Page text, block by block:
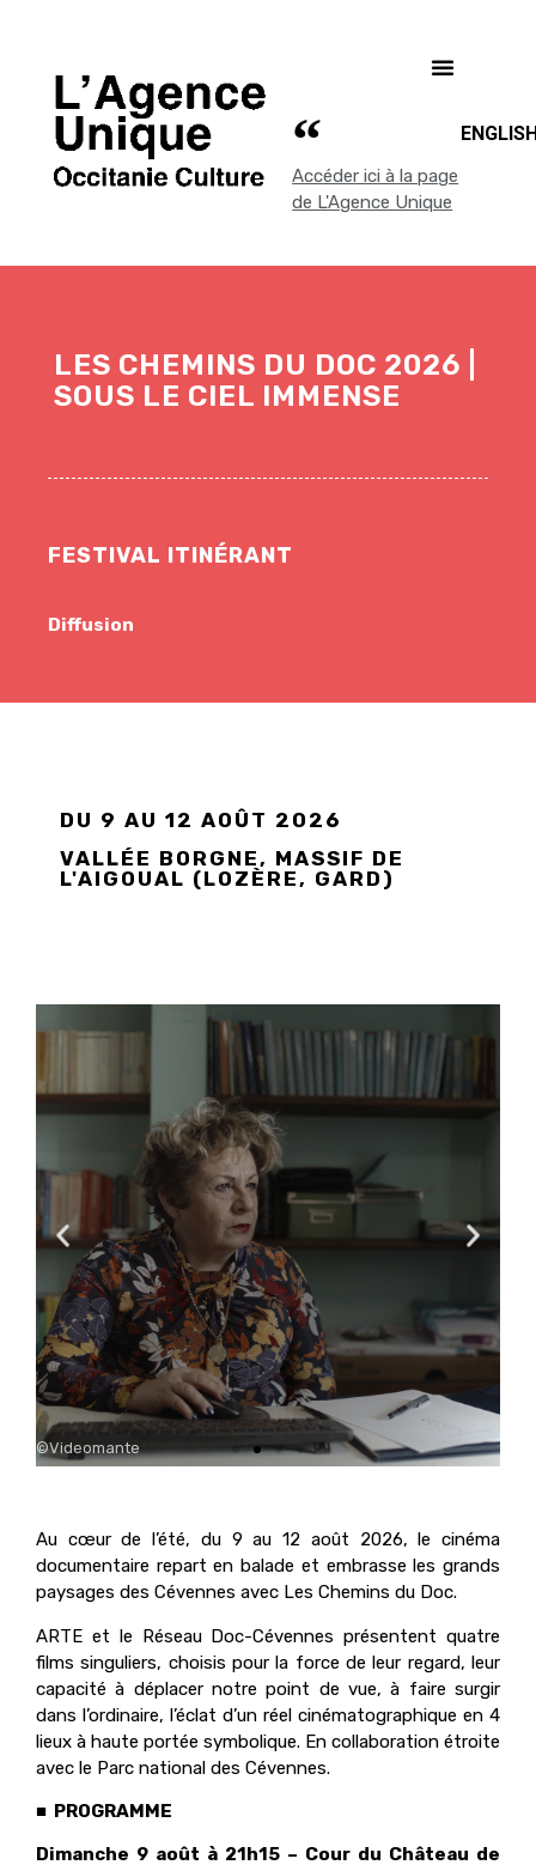
Accéder ici à la page
de L'Agence Unique
LES CHEMINS DU DOC 2026 |
SOUS LE CIEL IMMENSE
FESTIVAL ITINÉRANT
Diffusion
DU 9 AU 12 AOÛT 2026
VALLÉE BORGNE, MASSIF DE
L'AIGOUAL (LOZÈRE, GARD)
©Videomante
Au cœur de l’été, du 9 au 12 août 2026, le cinéma
documentaire repart en balade et embrasse les grands
paysages des Cévennes avec Les Chemins du Doc.
ARTE et le Réseau Doc-Cévennes présentent quatre
films singuliers, choisis pour la force de leur regard, leur
capacité à déplacer notre point de vue, à faire surgir
dans l’ordinaire, l’éclat d’un réel cinématographique en 4
lieux à haute portée symbolique. En collaboration étroite
avec le Parc national des Cévennes.
■ PROGRAMME
Dimanche 9 août à 21h15 – Cour du Château de